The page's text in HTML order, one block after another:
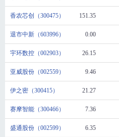
香农芯创（300475） 151.35
退市中新（603996） 0.00
宇环数控（002903） 26.15
亚威股份（002559） 9.46
伊之密（300415） 21.27
赛摩智能（300466） 7.36
盛通股份（002599） 6.35